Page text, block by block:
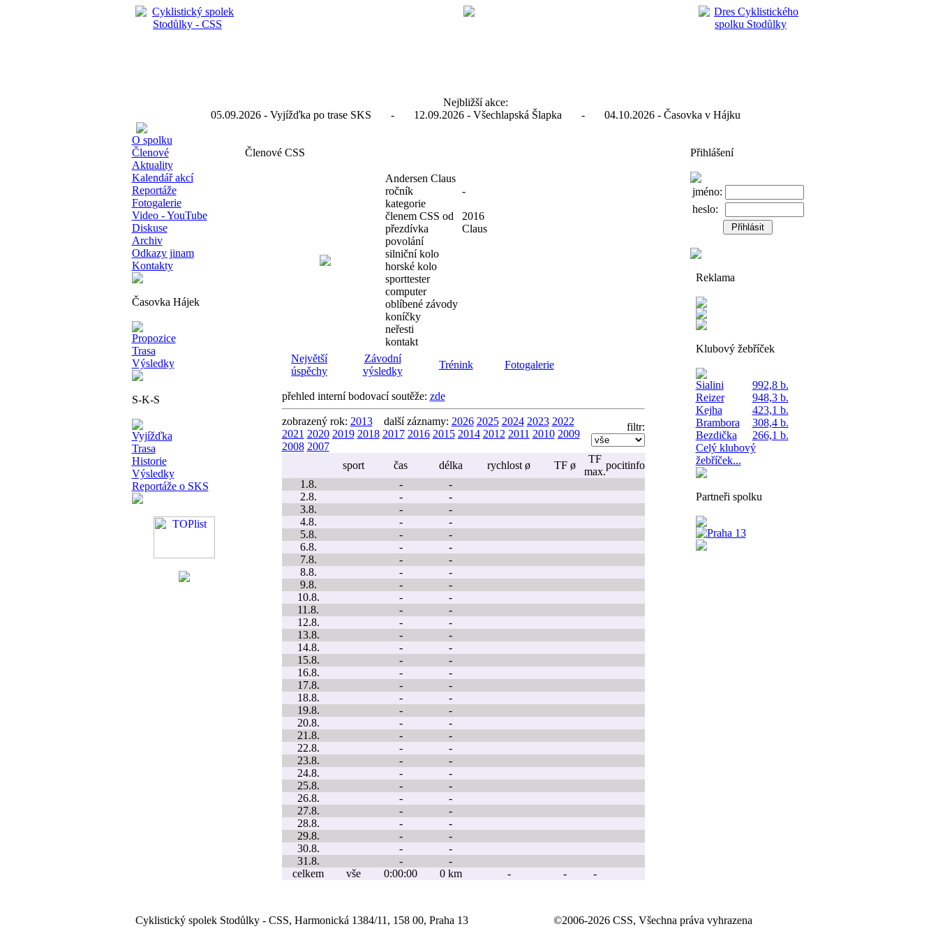
Nejbližší akce:
05.09.2026 - Vyjížďka po trase SKS - 12.09.2026 - Všechlapská Šlapka - 04.10.2026 - Časovka v Hájku
O spolku
Členové
Aktuality
Kalendář akcí
Reportáže
Fotogalerie
Video - YouTube
Diskuse
Archiv
Odkazy jinam
Kontakty
Časovka Hájek
Propozice
Trasa
Výsledky
S-K-S
Vyjížďka
Trasa
Historie
Výsledky
Reportáže o SKS
Členové CSS
Andersen Claus
ročník
-
kategorie
členem CSS od
2016
přezdívka
Claus
povolání
silniční kolo
horské kolo
sporttester
computer
oblíbené závody
koníčky
neřesti
kontakt
Největší
úspěchy
Závodní
výsledky
Trénink Fotogalerie
přehled interní bodovací soutěže: zde
zobrazený rok: 2013další záznamy: 2026 2025 2024 2023 2022
2021 2020 2019 2018 2017 2016 2015 2014 2012 2011 2010 2009
2008 2007
filtr:
sport čas délka rychlost ø TF ø
TF
max.
pocitinfo
1.8.
-
-
2.8.
-
-
3.8.
-
-
4.8.
-
-
5.8.
-
-
6.8.
-
-
7.8.
-
-
8.8.
-
-
9.8.
-
-
10.8.
-
-
11.8.
-
-
12.8.
-
-
13.8.
-
-
14.8.
-
-
15.8.
-
-
16.8.
-
-
17.8.
-
-
18.8.
-
-
19.8.
-
-
20.8.
-
-
21.8.
-
-
22.8.
-
-
23.8.
-
-
24.8.
-
-
25.8.
-
-
26.8.
-
-
27.8.
-
-
28.8.
-
-
29.8.
-
-
30.8.
-
-
31.8.
-
-
celkem
vše 0:00:00 0 km - - -
Přihlášení
jméno:
heslo:
Reklama
Klubový žebříček
Sialini
992,8 b.
Reizer
948,3 b.
Kejha
423,1 b.
Brambora
308,4 b.
Bezdička
266,1 b.
Celý klubový
žebříček...
Partneři spolku
Cyklistický spolek Stodůlky - CSS, Harmonická 1384/11, 158 00, Praha 13 ©2006-2026 CSS, Všechna práva vyhrazena